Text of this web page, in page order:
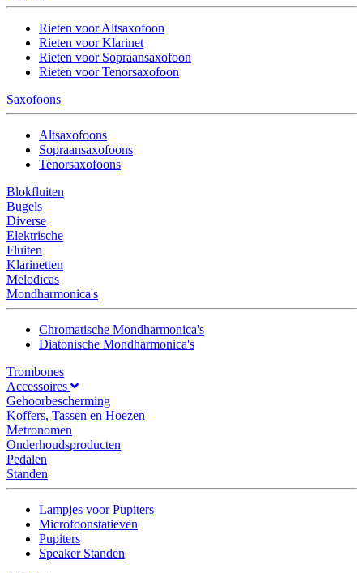
Rieten voor Altsaxofoon
Rieten voor Klarinet
Rieten voor Sopraansaxofoon
Rieten voor Tenorsaxofoon
Saxofoons
Altsaxofoons
Sopraansaxofoons
Tenorsaxofoons
Blokfluiten
Bugels
Diverse
Elektrische
Fluiten
Klarinetten
Melodicas
Mondharmonica's
Chromatische Mondharmonica's
Diatonische Mondharmonica's
Trombones
Accessoires
Gehoorbescherming
Koffers, Tassen en Hoezen
Metronomen
Onderhoudsproducten
Pedalen
Standen
Lampjes voor Pupiters
Microfoonstatieven
Pupiters
Speaker Standen